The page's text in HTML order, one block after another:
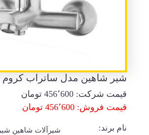
شیر شاهین مدل ساتراب
قیمت شرکت: 456٬600تومان
قیمت فروش: 456٬600 تومان
نام برند: شیرآلات شاهین شیر